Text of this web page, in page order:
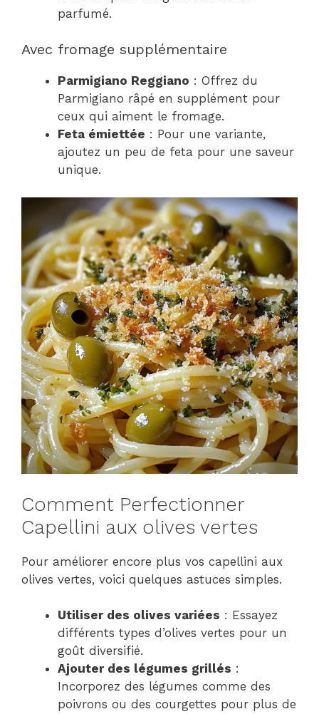
parfumé.
Avec fromage supplémentaire
Parmigiano Reggiano : Offrez du
Parmigiano râpé en supplément pour
ceux qui aiment le fromage.
Feta émiettée : Pour une variante,
ajoutez un peu de feta pour une saveur
unique.
Comment Perfectionner
Capellini aux olives vertes
Pour améliorer encore plus vos capellini aux
olives vertes, voici quelques astuces simples.
Utiliser des olives variées : Essayez
différents types d’olives vertes pour un
goût diversifié.
Ajouter des légumes grillés :
Incorporez des légumes comme des
poivrons ou des courgettes pour plus de